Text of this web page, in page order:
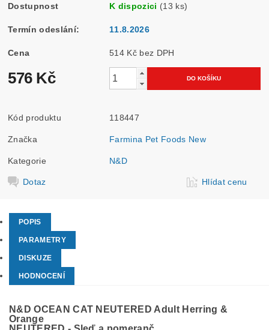
Dostupnost K dispozici (13 ks)
Termín odeslání: 11.8.2026
Cena 514 Kč bez DPH
576 Kč
Kód produktu 118447
Značka Farmina Pet Foods New
Kategorie N&D
Dotaz Hlídat cenu
POPIS
PARAMETRY
DISKUZE
HODNOCENÍ
N&D OCEAN CAT NEUTERED Adult Herring &
Orange